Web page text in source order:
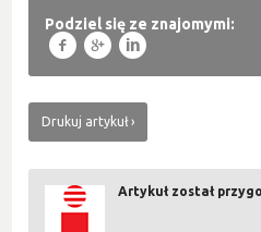
Podziel się ze znajomymi:
f g l
Drukuj artykuł
Artykuł został